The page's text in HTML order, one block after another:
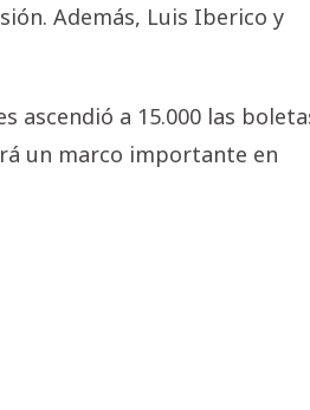
Además, Luis Iberico y
ascendió a 15.000 las
un marco importante en